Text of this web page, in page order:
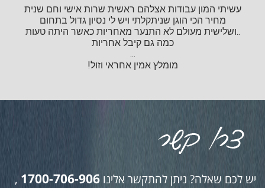
עשיתי המון עבודות אצלהם ראשית שרות אישי וחם שנית
מחיר הכי הוגן שניתקלתי ויש לי נסיון גדול בתחום
..ושלישית מעולם לא התנער מאחריות כאשר היתה טעות
כמה גם קיבל אחריות
...
מומלץ אמין אחראי וזול!
יש לכם שאלה? ניתן להתקשר אלינו 1700-706-906
,